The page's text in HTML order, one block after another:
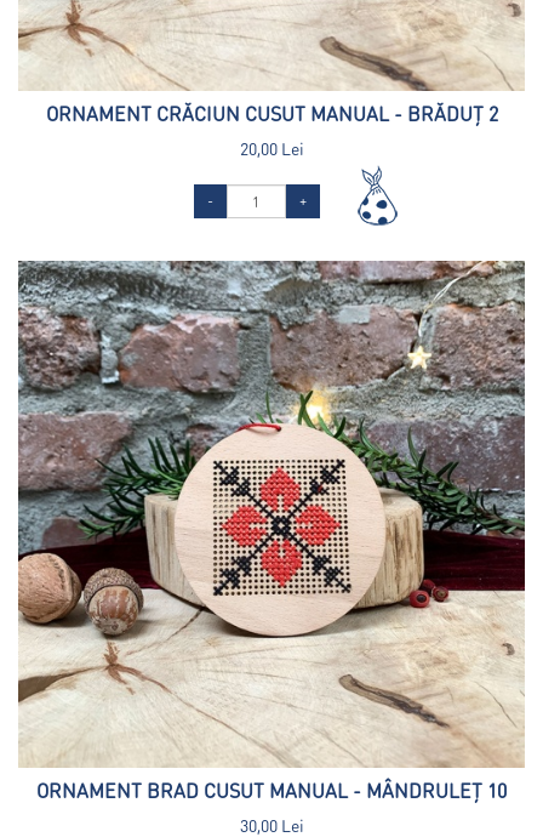
ORNAMENT CRĂCIUN CUSUT MANUAL - BRĂDUȚ 2
20,00 Lei
- +
ORNAMENT BRAD CUSUT MANUAL - MÂNDRULEȚ 10
30,00 Lei